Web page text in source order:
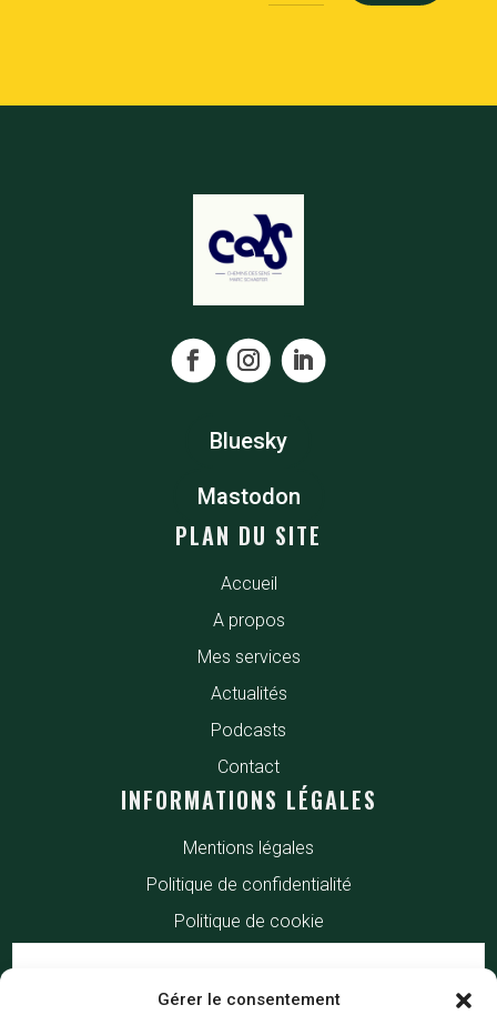
Gérer le consentement
Bluesky
Mastodon
PLAN DU SITE
Accueil
A propos
Mes services
Actualités
Podcasts
Contact
INFORMATIONS LÉGALES
Mentions légales
Politique de confidentialité
Politique de cookie